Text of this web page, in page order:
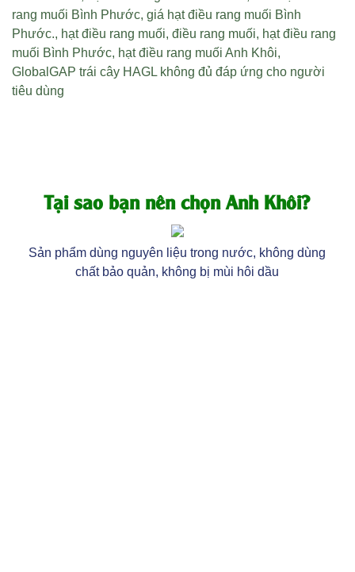
rang muối Bình Phước,giá hạt điều rang muối Bình
Phước., hạt điều rang muối,điều rang muối, hạt điều rang
muối Bình Phước, hạt điều rang muối Anh Khôi,
GlobalGAP trái cây HAGL không đủ đáp ứng cho người
tiêu dùng
Tại sao bạn nên chọn Anh Khôi?
Sản phẩm dùng nguyên liệu trong nước, không dùng
chất bảo quản, không bị mùi hôi dầu